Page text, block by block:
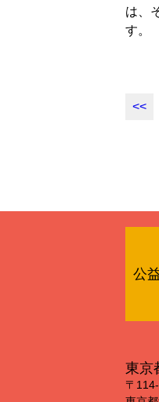
は、
す。
<<
公
東京
〒